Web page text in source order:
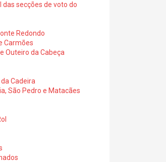
secções de voto do
Redondo
Carmões
Outeiro da Cabeça
Cadeira
São Pedro e Matacães